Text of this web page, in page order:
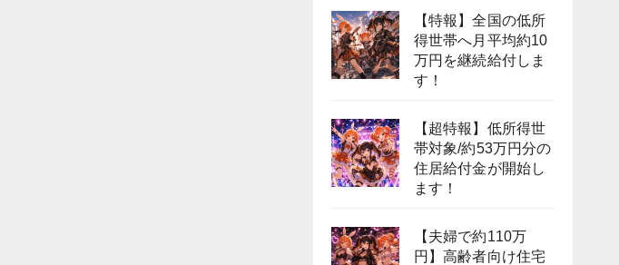
【特報】全国の低所
得世帯へ月平均約10
万円を継続給付しま
す！
【超特報】低所得世
帯対象/約53万円分の
住居給付金が開始し
ます！
【夫婦で約110万
円】高齢者向け住宅